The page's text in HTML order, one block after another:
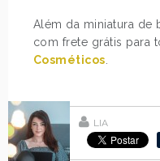
Além da miniatura de
com frete grátis para
Cosméticos
LIA